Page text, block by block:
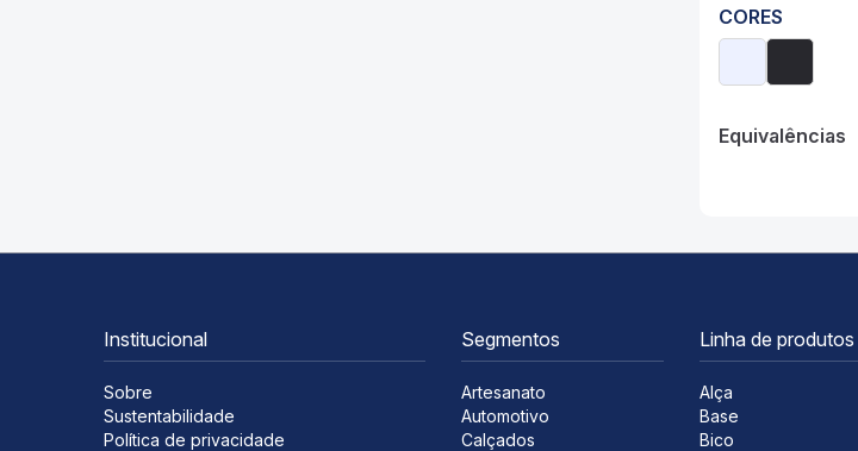
CORES
Equivalências
Institucional
Sobre
Sustentabilidade
Política de privacidade
Segmentos
Artesanato
Automotivo
Calçados
Linha de produtos
Alça
Base
Bico